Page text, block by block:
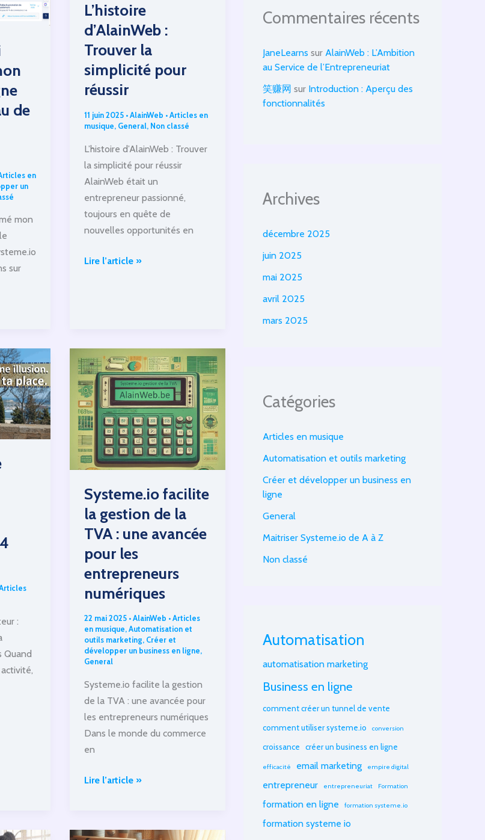
mythe
ou
réalité
?
de
en
un
mon
sur
L’histoire
d’AlainWeb :
Trouver la
simplicité pour
réussir
11 juin 2025 •AlainWeb •Articles en
musique, General, Non classé
L’histoire d’AlainWeb : Trouver
la simplicité pour réussir
AlainWeb était un
entrepreneur passionné,
toujours en quête de
nouvelles opportunités en
L’histoire
pour
réussir
Lire l’article »
:
Quand
Systeme.io facilite
la gestion de la
TVA : une avancée
pour les
entrepreneurs
numériques
22 mai 2025 •AlainWeb •Articles
en musique,Automatisation et
outils marketing, Créer et
développer un business en ligne,
General
Systeme.io facilite la gestion
de la TVA : une avancée pour
les entrepreneurs numériques
Dans le monde du commerce
en
Systeme.io
gestion
Lire l’article »
Commentaires récents
JaneLearns sur AlainWeb : L’Ambition
au Service de l’Entrepreneuriat
笑赚网 sur Introduction : Aperçu des
fonctionnalités
Archives
décembre 2025
juin 2025
mai 2025
avril 2025
mars 2025
Catégories
Articles en musique
Automatisation et outils marketing
Créer et développer un business en
ligne
General
Maitriser Systeme.io de A à Z
Non classé
Automatisation
automatisation marketing
Business en ligne
comment créer un tunnel de vente
comment utiliser systeme.io
conversion
croissance créer un business en ligne
efficacité email marketing empire digital
entrepreneur entrepreneuriat Formation
formation en ligne formation systeme.io
formation systeme io